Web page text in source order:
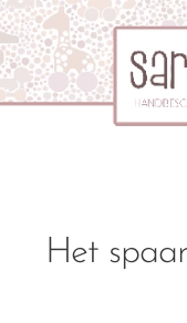
Het